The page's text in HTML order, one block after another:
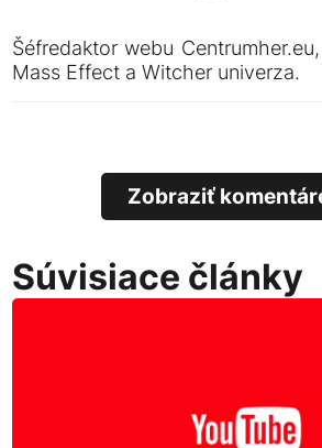
Šéfredaktor webu
Mass Effect a Witcher univerza.
Zobraziť
Súvisiace články